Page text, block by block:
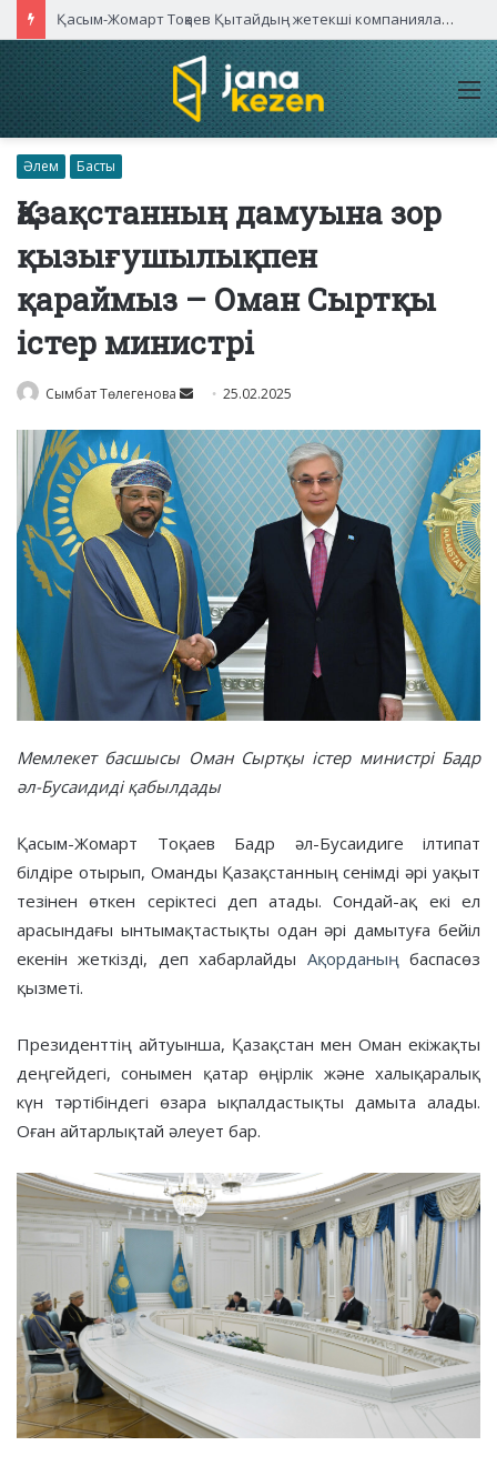
Қасым-Жомарт Тоқаев Қытайдың жетекші компаниялары басшыларымен кездесті
Әлем Басты
Қазақстанның дамуына зор
қызығушылықпен
қараймыз – Оман Сыртқы
істер министрі
Сымбат Төлегенова
Send
email
25.02.2025
Мемлекет басшысы Оман Сыртқы істер министрі Бадр
әл-Бусаидиді қабылдады
Қасым-Жомарт Тоқаев Бадр әл-Бусаидиге ілтипат
білдіре отырып, Оманды Қазақстанның сенімді әрі уақыт
тезінен өткен серіктесі деп атады. Сондай-ақ екі ел
арасындағы ынтымақтастықты одан әрі дамытуға бейіл
екенін жеткізді, деп хабарлайды Ақорданың баспасөз
қызметі.
Президенттің айтуынша, Қазақстан мен Оман екіжақты
деңгейдегі, сонымен қатар өңірлік және халықаралық
күн тәртібіндегі өзара ықпалдастықты дамыта алады.
Оған айтарлықтай әлеует бар.